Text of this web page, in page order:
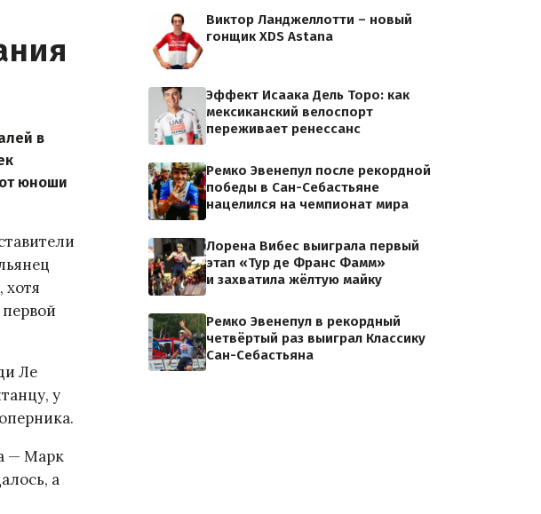
в
юноши
Ле
у
— Марк
а
Виктор Ланджеллотти – новый
гонщик XDS Astana
Эффект Исаака Дель Торо: как
мексиканский велоспорт
переживает ренессанс
Ремко Эвенепул после рекордной
победы в Сан-Себастьяне
нацелился на чемпионат мира
Лорена Вибес выиграла первый
этап «Тур де Франс Фамм»
и захватила жёлтую майку
Ремко Эвенепул в рекордный
четвёртый раз выиграл Классику
Сан-Себастьяна